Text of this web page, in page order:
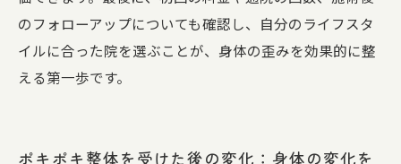
のフォローアップについても確認し、自分のライフスタ
イルに合った院を選ぶことが、身体の歪みを効果的に整
える第一歩です。
ポキポキ整体を受けた後の変化：身体の変化を